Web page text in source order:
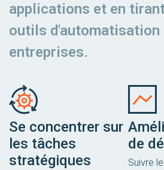
applications et en
outils d'automatisation
entreprises.
Se concentrer sur
les tâches
stratégiques
de
Suivre